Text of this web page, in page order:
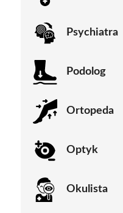
Psychiatra
Podolog
Ortopeda
Optyk
Okulista